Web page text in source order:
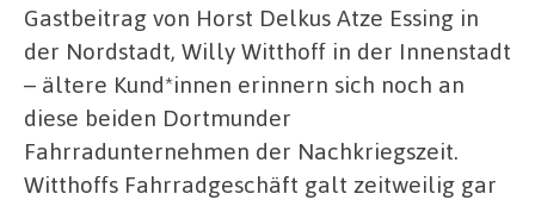
Gastbeitrag von Horst Delkus Atze Essing in
der Nordstadt, Willy Witthoff in der Innenstadt
– ältere Kund*innen erinnern sich noch an
diese beiden Dortmunder
Fahrradunternehmen der Nachkriegszeit.
Witthoffs Fahrradgeschäft galt zeitweilig gar